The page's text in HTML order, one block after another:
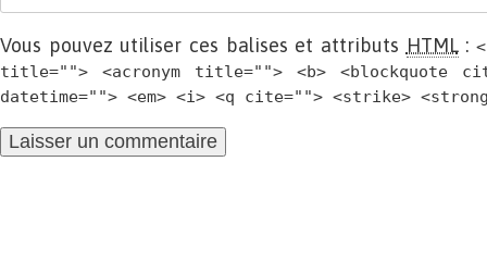
Vous pouvez utiliser ces balises et attributs HTML:
title=""> <acronym title=""> <b> <blockquote
datetime=""> <em> <i> <q cite=""> <strike>